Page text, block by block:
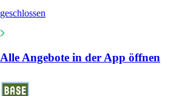
geschlossen
Alle Angebote in der App öffnen